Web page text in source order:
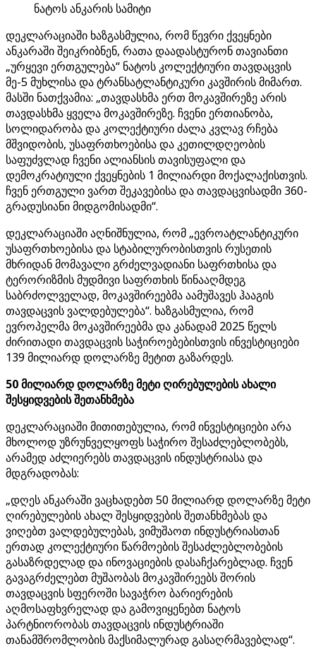
ნატოს ანკარის სამიტი
დეკლარაციაში ხაზგასმულია, რომ წევრი ქვეყნები
ანკარაში შეიკრიბნენ, რათა დაადასტურონ თავიანთი
„ურყევი ერთგულება“ ნატოს კოლექტიური თავდაცვის
მე-5 მუხლისა და ტრანსატლანტიკური კავშირის მიმართ.
მასში ნათქვამია: „თავდასხმა ერთ მოკავშირეზე არის
თავდასხმა ყველა მოკავშირეზე. ჩვენი ერთიანობა,
სოლიდარობა და კოლექტიური ძალა კვლავ რჩება
მშვიდობის, უსაფრთხოებისა და კეთილდღეობის
საფუძვლად ჩვენი ალიანსის თავისუფალი და
დემოკრატიული ქვეყნების 1 მილიარდი მოქალაქისთვის.
ჩვენ ერთგული ვართ შეკავებისა და თავდაცვისადმი 360-
გრადუსიანი მიდგომისადმი“.
დეკლარაციაში აღნიშნულია, რომ „ევროატლანტიკური
უსაფრთხოებისა და სტაბილურობისთვის რუსეთის
მხრიდან მომავალი გრძელვადიანი საფრთხისა და
ტერორიზმის მუდმივი საფრთხის წინააღმდეგ
საბრძოლველად, მოკავშირეებმა აამუშავეს ჰააგის
თავდაცვის ვალდებულება“. ხაზგასმულია, რომ
ევროპელმა მოკავშირეებმა და კანადამ 2025 წელს
ძირითადი თავდაცვის საჭიროებებისთვის ინვესტიციები
139 მილიარდ დოლარზე მეტით გაზარდეს.
50 მილიარდ დოლარზე მეტი ღირებულების ახალი
შესყიდვების შეთანხმება
დეკლარაციაში მითითებულია, რომ ინვესტიციები არა
მხოლოდ უზრუნველყოფს საჭირო შესაძლებლობებს,
არამედ აძლიერებს თავდაცვის ინდუსტრიასა და
მდგრადობას:
„დღეს ანკარაში ვაცხადებთ 50 მილიარდ დოლარზე მეტი
ღირებულების ახალ შესყიდვების შეთანხმებას და
ვიღებთ ვალდებულებას, ვიმუშაოთ ინდუსტრიასთან
ერთად კოლექტიური წარმოების შესაძლებლობების
გასაზრდელად და ინოვაციების დასაჩქარებლად. ჩვენ
გავაგრძელებთ მუშაობას მოკავშირეებს შორის
თავდაცვის სფეროში სავაჭრო ბარიერების
აღმოსაფხვრელად და გამოვიყენებთ ნატოს
პარტნიორობას თავდაცვის ინდუსტრიაში
თანამშრომლობის მაქსიმალურად გასაღრმავებლად“.